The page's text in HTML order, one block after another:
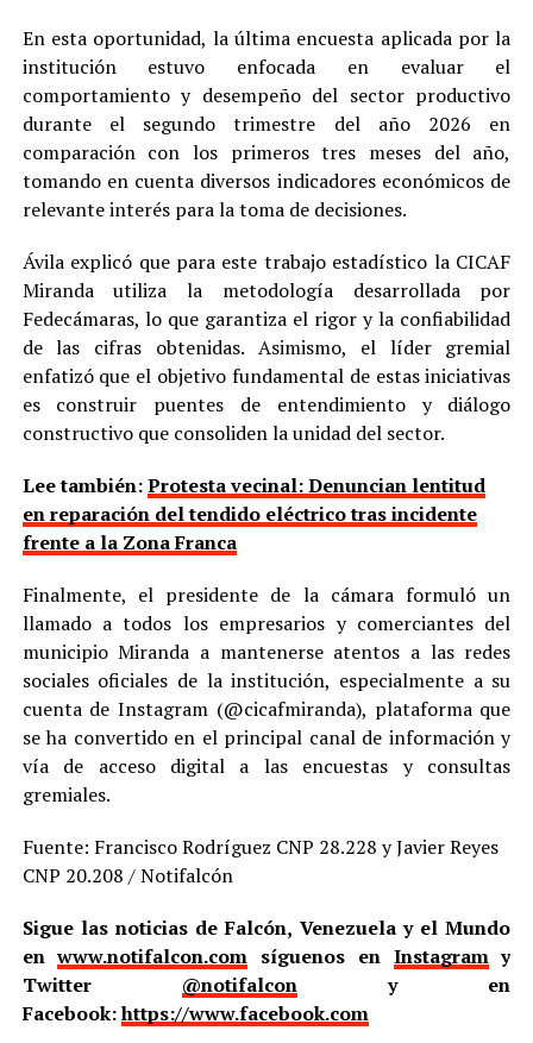
En esta oportunidad, la última encuesta aplicada por la
institución estuvo enfocada en evaluar el
comportamiento y desempeño del sector productivo
durante el segundo trimestre del año 2026 en
comparación con los primeros tres meses del año,
tomando en cuenta diversos indicadores económicos de
relevante interés para la toma de decisiones.
Ávila explicó que para este trabajo estadístico la CICAF
Miranda utiliza la metodología desarrollada por
Fedecámaras, lo que garantiza el rigor y la confiabilidad
de las cifras obtenidas. Asimismo, el líder gremial
enfatizó que el objetivo fundamental de estas iniciativas
es construir puentes de entendimiento y diálogo
constructivo que consoliden la unidad del sector.
Lee también:Protesta vecinal: Denuncian lentitud
en reparación del tendido eléctrico tras incidente
frente a la Zona Franca
Finalmente, el presidente de la cámara formuló un
llamado a todos los empresarios y comerciantes del
municipio Miranda a mantenerse atentos a las redes
sociales oficiales de la institución, especialmente a su
cuenta de Instagram (@cicafmiranda), plataforma que
se ha convertido en el principal canal de información y
vía de acceso digital a las encuestas y consultas
gremiales.
Fuente: Francisco Rodríguez CNP 28.228 y Javier Reyes
CNP 20.208 / Notifalcón
Sigue las noticias de Falcón, Venezuela y el Mundo
enwww.notifalcon.com síguenos en Instagramy
Twitter @notifalcony en
Facebook:https://www.facebook.com